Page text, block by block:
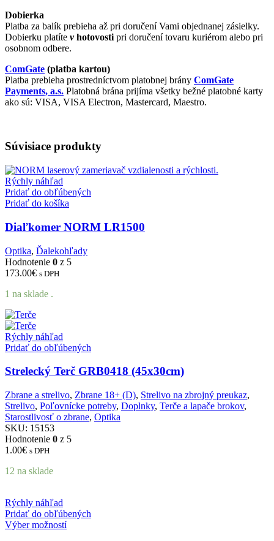
Dobierka
Platba za balík prebieha až pri doručení Vami objednanej zásielky.
Dobierku platíte vhotovosti pri doručení tovaru kuriérom alebo pri
osobnom odbere.
ComGate (platba kartou)
Platba prebieha prostredníctvom platobnej brány ComGate
Payments, a.s. Platobná brána prijíma všetky bežné platobné karty
ako sú: VISA, VISA Electron, Mastercard, Maestro.
Súvisiace produkty
Rýchly náhľad
Pridať do obľúbených
Pridať do košíka
Diaľkomer NORM LR1500
Optika, Ďalekohľady
Hodnotenie 0 z 5
173.00€ s DPH
1 na sklade .
Rýchly náhľad
Pridať do obľúbených
Strelecký Terč GRB0418 (45x30cm)
Zbrane a strelivo, Zbrane 18+ (D), Strelivo na zbrojný preukaz,
Strelivo, Poľovnícke potreby, Doplnky, Terče a lapače brokov,
Starostlivosť o zbrane, Optika
SKU: 15153
Hodnotenie 0 z 5
1.00€ s DPH
12 na sklade
Rýchly náhľad
Pridať do obľúbených
Výber možností